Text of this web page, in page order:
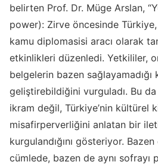
belirten Prof. Dr. Müge Arslan,
power): Zirve öncesinde Türkiye,
kamu diplomasisi aracı olarak
etkinlikleri düzenledi. Yetkililer,
belgelerin bazen sağlayamadığı
geliştirebildiğini vurguladı. Bu da
ikram değil, Türkiye’nin kültürel
misafirperverliğini anlatan bir
kurgulandığını gösteriyor.
cümlede, bazen de aynı sofrayı